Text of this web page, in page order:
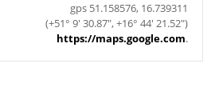
gps 51.158576, 16.739311
(+51° 9' 30.87", +16° 44' 21.52")
https://maps.google.com.